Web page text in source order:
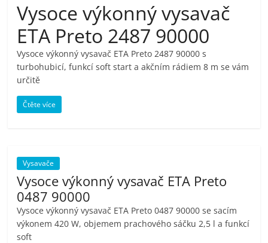
pračky,
televize,
notebooky,
mobilní
telefony,
kávovary,
bazény
Vysoce výkonný vysavač
ETA Preto 2487 90000
Vysoce výkonný vysavač ETA Preto 2487 90000 s
turbohubicí, funkcí soft start a akčním rádiem 8 m se vám
určitě
Čtěte více
Vysavače
Vysoce výkonný vysavač ETA Preto
0487 90000
Vysoce výkonný vysavač ETA Preto 0487 90000 se sacím
výkonem 420 W, objemem prachového sáčku 2,5 l a funkcí
soft